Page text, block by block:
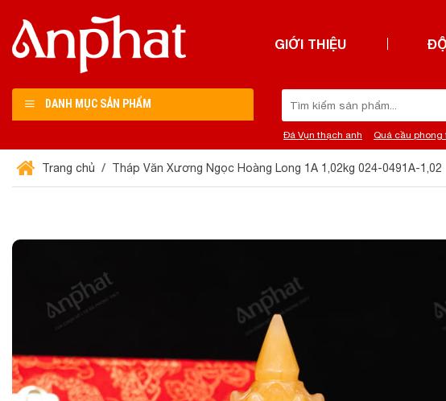
đến
nội
GIỚI THIỆU
DANH MỤC SẢN PHẨM
kiếm:
Đá Vụn thạch anh Quả cầu phong
Trang chủ Tháp Văn Xương Ngọc Hoàng Long 1A 1,02kg 024-0491A-1,02